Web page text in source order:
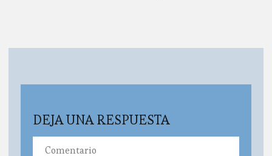
DEJA UNA RESPUESTA